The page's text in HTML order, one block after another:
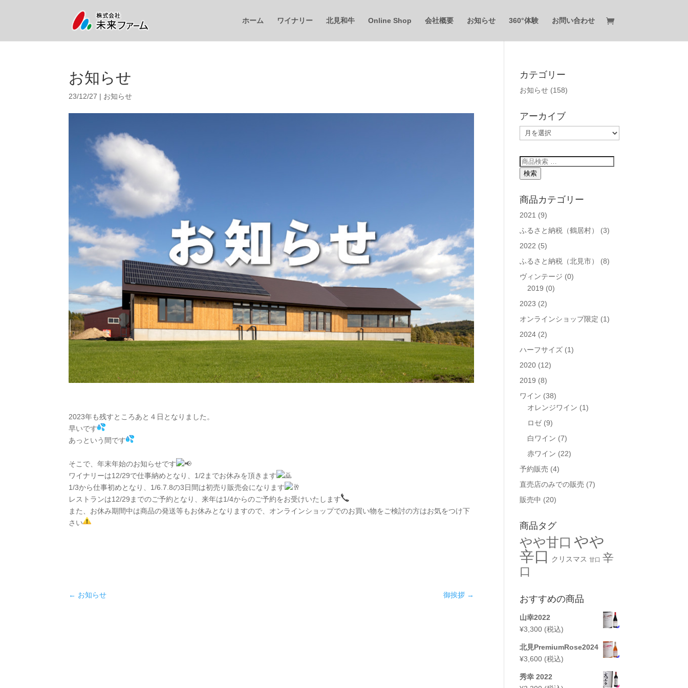
ホーム ワイナリー 北見和牛 Online Shop 会社概要 お知らせ 360°体験 お問い合わせ
お知らせ
23/12/27 | お知らせ
2023年も残すところあと４日となりました。
早いです
あっという間です
そこで、年末年始のお知らせです
ワイナリーは12/29で仕事納めとなり、1/2までお休みを頂きます
1/3から仕事初めとなり、1/6.7.8の3日間は初売り販売会になります
レストランは12/29までのご予約となり、来年は1/4からのご予約をお受けいたします
また、お休み期間中は商品の発送等もお休みとなりますので、オンラインショップでのお買い物をご検討の方はお気をつけ下
さい
← お知らせ 御挨拶 →
カテゴリー
お知らせ (158)
アーカイブ
ア
ー
カ
イ
ブ
検
索
象:
検索
商品カテゴリー
2021 (9)
ふるさと納税（鶴居村）
(3)
2022 (5)
ふるさと納税（北見市）
(8)
ヴィンテージ (0)
2019 (0)
2023 (2)
オンラインショップ限定 (1)
2024 (2)
ハーフサイズ (1)
2020 (12)
2019 (8)
ワイン (38)
オレンジワイン (1)
ロゼ (9)
白ワイン (7)
赤ワイン (22)
予約販売 (4)
直売店のみでの販売 (7)
販売中 (20)
商品タグ
やや甘口 やや
辛口
クリスマス 甘口 辛
口
おすすめの商品
山幸2022
¥3,300 (税込)
北見PremiumRose2024
¥3,600 (税込)
秀幸 2022